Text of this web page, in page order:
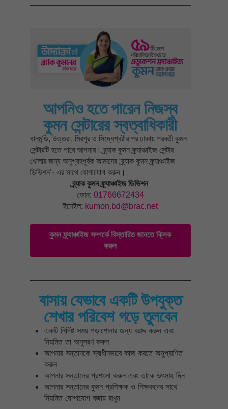
আপনিও হতে পারেন নিজস্ব
কুমন সেন্টারের স্বত্বাধিকারী
ধানমন্ডি, উত্তরা, মিরপুর ও সিদ্ধেশ্বরীর পর ঢাকায় পরবর্তী কুমন
সেন্টারটি হতে পারে আপনার। ব্র্যাক কুমন ফ্র্যাঞ্চাইজ সেন্টার
খোলার জন্য অনুগ্রহপূর্বক আমাদের ‘ব্র্যাক কুমন ফ্র্যাঞ্চাইজ
ডিভিশন’- এর সাথে যোগাযোগ করুন।
ব্র্যাক কুমন ফ্র্যাঞ্চাইজ ডিভিশন
ফোন: 01766672434
ইমেইল: kumon.bd@brac.net
কুমন ফ্র্যাঞ্চাইজ সম্পর্কে বিস্তারিত জানতে ক্লিক
করুন
বাসায় যেভাবে একটি উপযুক্ত
শেখার পরিবেশ গড়ে তুলবেন
একটি নির্দিষ্ট সময় পড়াশোনার জন্য বরাদ্দ করুন এবং
নিয়মিত তা অনুসরণ করুন
আপনার সন্তানকে স্বাধীনভাবে কাজ করতে অনুপ্রাণিত
করুন
আপনার সন্তানের প্রশংসা করুন এবং তাকে উৎসাহ দিন
আপনার সন্তানের কুমন প্রশিক্ষক ও শিক্ষকদের সাথে
নিয়মিত যোগাযোগ বজায় রাখুন